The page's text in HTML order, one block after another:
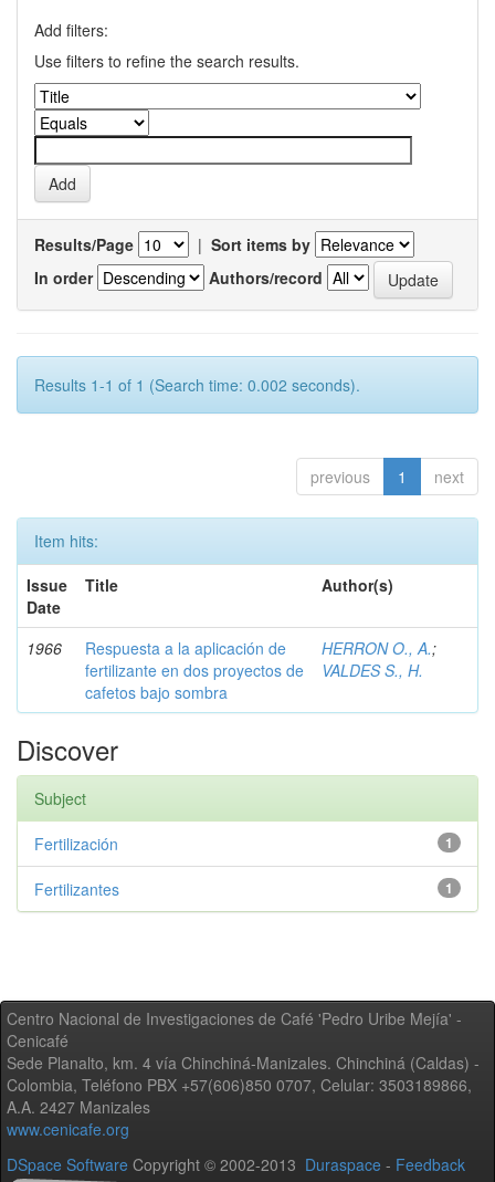
Add filters:
Use filters to refine the search results.
Results/Page | Sort items by
In order
Authors/record
Results 1-1 of 1 (Search time: 0.002 seconds).
previous 1 next
Item hits:
Issue
Date
Title Author(s)
1966
Respuesta a la aplicación de
fertilizante en dos proyectos de
cafetos bajo sombra
HERRON O., A.;
VALDES S., H.
Discover
Subject
1
Fertilización
1
Fertilizantes
Centro Nacional de Investigaciones de Café 'Pedro Uribe Mejía' -
Cenicafé
Sede Planalto, km. 4 vía Chinchiná-Manizales. Chinchiná (Caldas) -
Colombia, Teléfono PBX +57(606)850 0707, Celular: 3503189866,
A.A. 2427 Manizales
www.cenicafe.org
DSpace Software Copyright © 2002-2013 Duraspace - Feedback